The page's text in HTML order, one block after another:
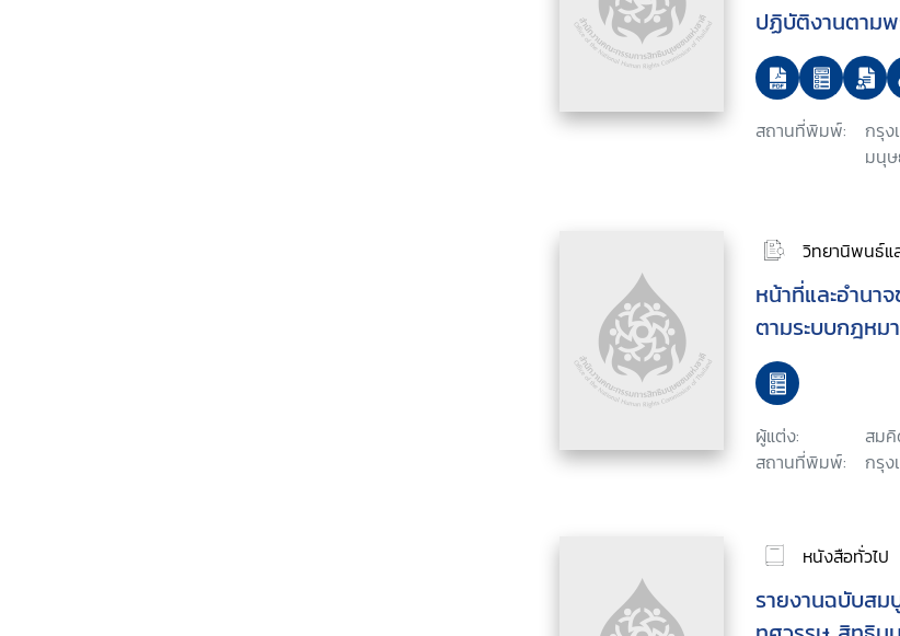
ปฏิบัติงานตาม
5) พ.ศ. 2555 เ
มนุษยชน
สถานที่พิมพ์:
กรุง
มนุษ
วิทยานิพนธ์แ
หน้าที่และอำนา
ตามระบบกฎหม
ผู้แต่ง:
สม
สถานที่พิมพ์:
กรุง
หนังสือทั่วไป
รายงานฉบับส